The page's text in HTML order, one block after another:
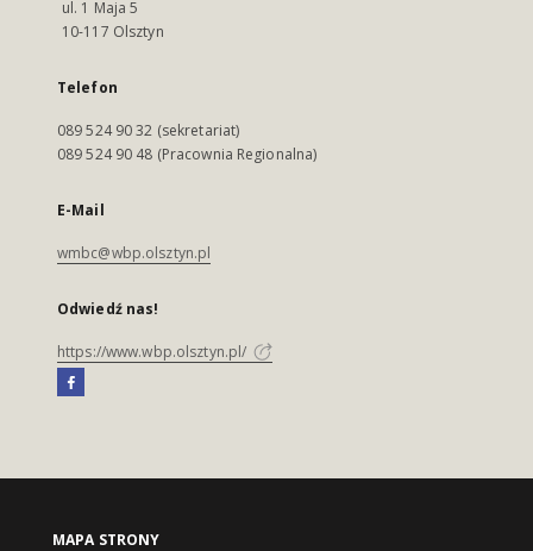
ul. 1 Maja 5
10-117 Olsztyn
Telefon
089 524 90 32 (sekretariat)
089 524 90 48 (Pracownia Regionalna)
E-Mail
wmbc@wbp.olsztyn.pl
Odwiedź nas!
https://www.wbp.olsztyn.pl/
MAPA STRONY